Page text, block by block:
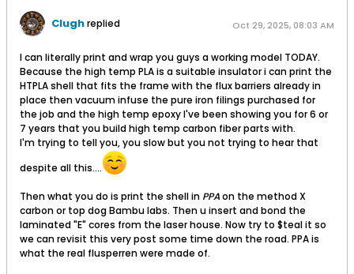
Clughreplied Oct 29, 2025, 08:03 AM
I can literally print and wrap you guys a working model TODAY.
Because the high temp PLA is a suitable insulator i can print the
HTPLA shell that fits the frame with the flux barriers already in
place then vacuum infuse the pure iron filings purchased for
the job and the high temp epoxy I've been showing you for 6 or
7 years that you build high temp carbon fiber parts with.
I'm trying to tell you, you slow but you not trying to hear that
despite all this....
Then what you do is print the shell in PPAon the method X
carbon or top dog Bambu labs. Then u insert and bond the
laminated "E" cores from the laser house. Now try to $teal it so
we can revisit this very post some time down the road. PPA is
what the real flusperren were made of.